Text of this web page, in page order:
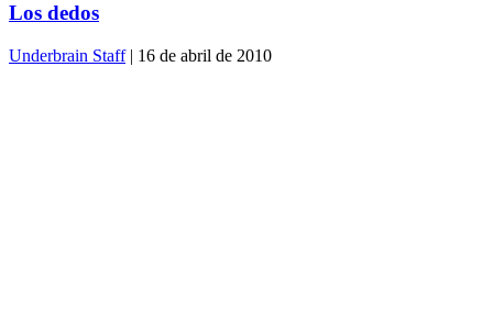
Los dedos
Underbrain Staff| 16 de abril de 2010